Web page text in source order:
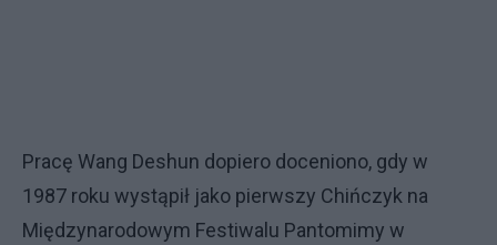
Pracę Wang Deshun dopiero doceniono, gdy w
1987 roku wystąpił jako pierwszy Chińczyk na
Międzynarodowym Festiwalu Pantomimy w